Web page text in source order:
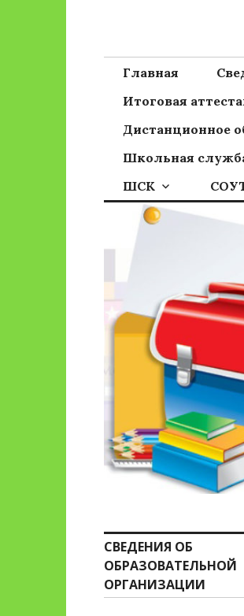
Сайт
Главная
Итоговая
Дистанционное
Школьная
ШСК
СВЕДЕНИЯ ОБ
ОБРАЗОВАТЕЛЬНОЙ
ОРГАНИЗАЦИИ